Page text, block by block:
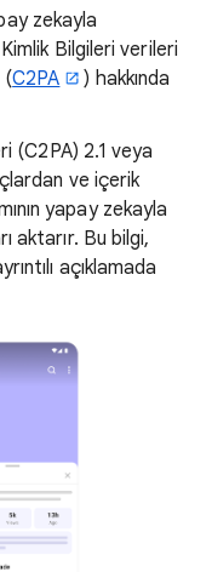
zekayla
Bilgileri verileri
(C2PA
) hakkında
(C2PA) 2.1 veya
ve içerik
yapay zekayla
aktarır. Bu bilgi,
açıklamada